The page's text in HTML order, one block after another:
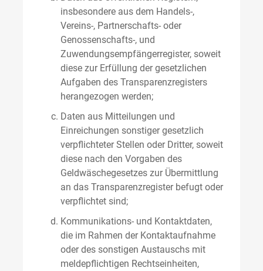
insbesondere aus dem Handels-,
Vereins-, Partnerschafts- oder
Genossenschafts-, und
Zuwendungsempfängerregister, soweit
diese zur Erfüllung der gesetzlichen
Aufgaben des Transparenzregisters
herangezogen werden;
Daten aus Mitteilungen und
Einreichungen sonstiger gesetzlich
verpflichteter Stellen oder Dritter, soweit
diese nach den Vorgaben des
Geldwäschegesetzes zur Übermittlung
an das Transparenzregister befugt oder
verpflichtet sind;
Kommunikations- und Kontaktdaten,
die im Rahmen der Kontaktaufnahme
oder des sonstigen Austauschs mit
meldepflichtigen Rechtseinheiten,